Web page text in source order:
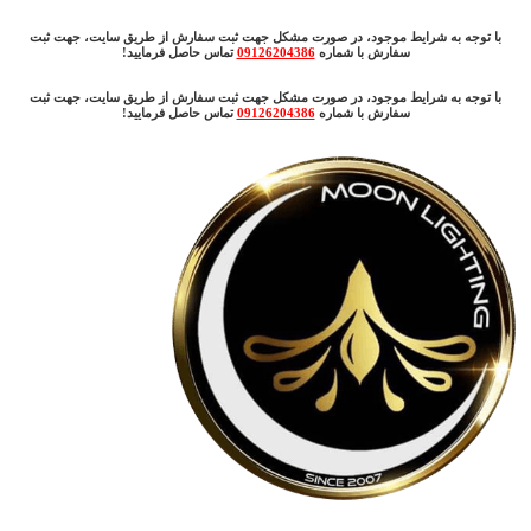
با توجه به شرایط موجود، در صورت مشکل جهت ثبت سفارش از طریق سایت، جهت ثبت
سفارش با شماره09126204386 تماس حاصل فرمایید!
با توجه به شرایط موجود، در صورت مشکل جهت ثبت سفارش از طریق سایت، جهت ثبت
سفارش با شماره09126204386 تماس حاصل فرمایید!